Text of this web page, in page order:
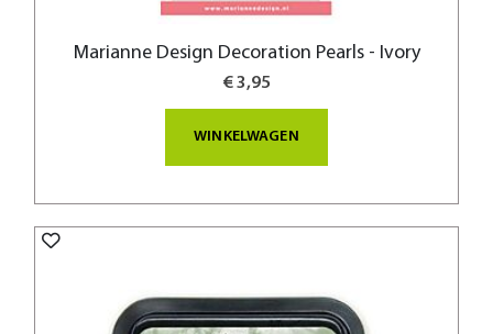
Marianne Design Decoration Pearls - Ivory
€ 3,95
WINKELWAGEN